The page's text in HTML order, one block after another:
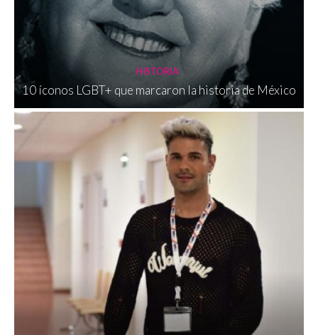
HISTORIA
10 íconos LGBT+ que marcaron la historia de México